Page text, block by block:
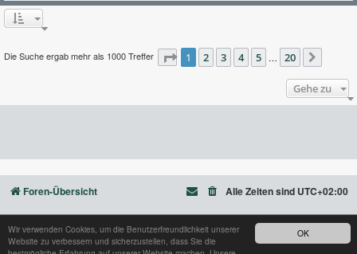
OK
Wir verwenden Cookies, um die Benutzerfreundlichkeit unserer
Website zu verbessern und sicherzustellen, dass Sie die
Die Suche ergab mehr als 1000 Treffer Seite1 von 20
1 2 3 4 5 … 20
Gehe zu
Foren-Übersicht Alle Zeiten sind UTC+02:00
Powered byphpBB® Forum Software © phpBB Limited